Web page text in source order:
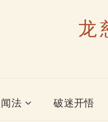
龙
闻法 破迷开悟